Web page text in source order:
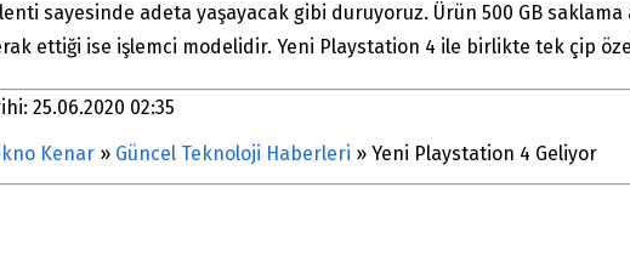
sayesinde adeta yaşayacak gibi duruyoruz. Ürün 500 GB saklama
ettiği ise işlemci modelidir. Yeni Playstation 4 ile birlikte tek çip
25.06.2020 02:35
Kenar » Güncel Teknoloji Haberleri » Yeni Playstation 4 Geliyor